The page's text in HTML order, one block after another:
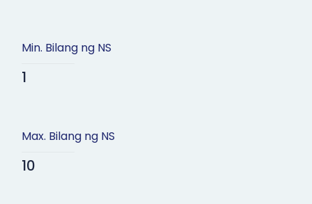
Min. Bilang ng NS
1
Max. Bilang ng NS
10